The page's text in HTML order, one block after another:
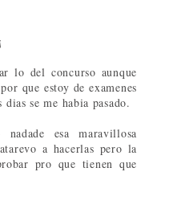
lo del concurso aunque
que estoy de examenes
se me habia pasado.
esa maravillosa
a hacerlas pero la
pro que tienen que